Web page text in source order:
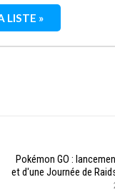
LISTE »
Pokémon GO :
et d'une Journée de